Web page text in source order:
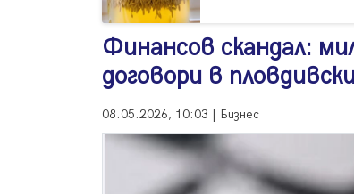
Финансов скандал:
договори в
08.05.2026, 10:03 | Бизнес